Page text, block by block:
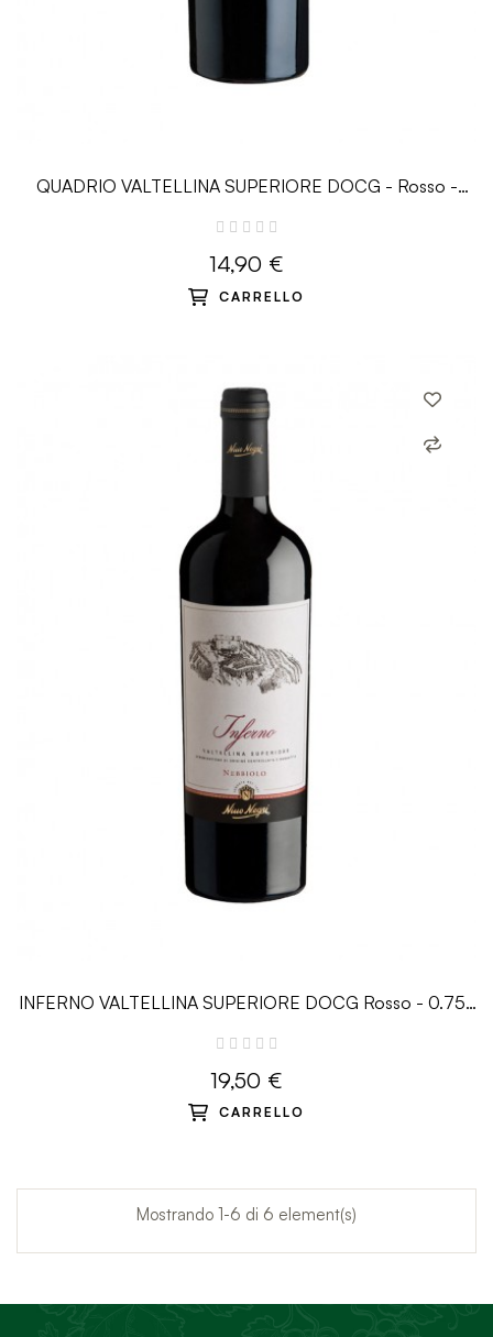
QUADRIO VALTELLINA SUPERIORE DOCG - Rosso -
14,90 €
CARRELLO
INFERNO VALTELLINA SUPERIORE DOCG Rosso - 0.75L
19,50 €
CARRELLO
Mostrando 1-6 di 6 element(s)